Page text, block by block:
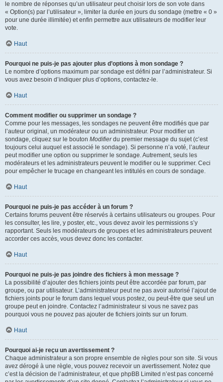
le nombre de réponses qu’un utilisateur peut choisir lors de son vote dans
« Option(s) par l’utilisateur », limiter la durée en jours du sondage (mettre « 0 »
pour une durée illimitée) et enfin permettre aux utilisateurs de modifier leur
vote.
Haut
Pourquoi ne puis-je pas ajouter plus d’options à mon sondage ?
Le nombre d’options maximum par sondage est défini par l’administrateur. Si
vous avez besoin d’indiquer plus d’options, contactez-le.
Haut
Comment modifier ou supprimer un sondage ?
Comme pour les messages, les sondages ne peuvent être modifiés que par
l’auteur original, un modérateur ou un administrateur. Pour modifier un
sondage, cliquez sur le bouton Modifierdu premier message du sujet (c’est
toujours celui auquel est associé le sondage). Si personne n’a voté, l’auteur
peut modifier une option ou supprimer le sondage. Autrement, seuls les
modérateurs et les administrateurs peuvent le modifier ou le supprimer. Ceci
pour empêcher le trucage en changeant les intitulés en cours de sondage.
Haut
Pourquoi ne puis-je pas accéder à un forum ?
Certains forums peuvent être réservés à certains utilisateurs ou groupes. Pour
les consulter, les lire, y poster, etc., vous devez avoir les permissions s’y
rapportant. Seuls les modérateurs de groupes et les administrateurs peuvent
accorder ces accès, vous devez donc les contacter.
Haut
Pourquoi ne puis-je pas joindre des fichiers à mon message ?
La possibilité d’ajouter des fichiers joints peut être accordée par forum, par
groupe, ou par utilisateur. L’administrateur peut ne pas avoir autorisé l’ajout de
fichiers joints pour le forum dans lequel vous postez, ou peut-être que seul un
groupe peut en joindre. Contactez l’administrateur si vous ne savez pas
pourquoi vous ne pouvez pas ajouter de fichiers joints sur un forum.
Haut
Pourquoi ai-je reçu un avertissement ?
Chaque administrateur a son propre ensemble de règles pour son site. Si vous
avez dérogé à une règle, vous pouvez recevoir un avertissement. Notez que
c’est la décision de l’administrateur, et que phpBB Limited n’est pas concerné